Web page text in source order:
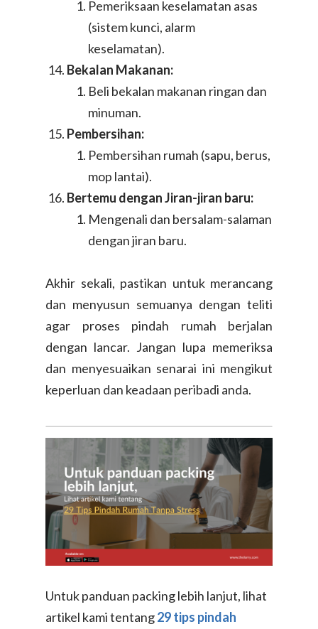
Pemeriksaan keselamatan asas
(sistem kunci, alarm
keselamatan).
Bekalan Makanan:
Beli bekalan makanan ringan dan
minuman.
Pembersihan:
Pembersihan rumah (sapu, berus,
mop lantai).
Bertemu dengan Jiran-jiran baru:
Mengenali dan bersalam-salaman
dengan jiran baru.
Akhir sekali, pastikan untuk merancang
dan menyusun semuanya dengan teliti
agar proses pindah rumah berjalan
dengan lancar. Jangan lupa memeriksa
dan menyesuaikan senarai ini mengikut
keperluan dan keadaan peribadi anda.
Untuk panduan packing lebih lanjut, lihat
artikel kami tentang29 tips pindah
English
Tukar Negara
Singapore